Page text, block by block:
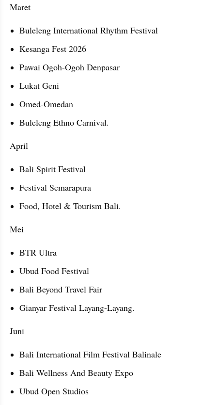
Maret
Buleleng International Rhythm Festival
Kesanga Fest 2026
Pawai Ogoh-Ogoh Denpasar
Lukat Geni
Omed-Omedan
Buleleng Ethno Carnival.
April
Bali Spirit Festival
Festival Semarapura
Food, Hotel & Tourism Bali.
Mei
BTR Ultra
Ubud Food Festival
Bali Beyond Travel Fair
Gianyar Festival Layang-Layang.
Juni
Bali International Film Festival Balinale
Bali Wellness And Beauty Expo
Ubud Open Studios